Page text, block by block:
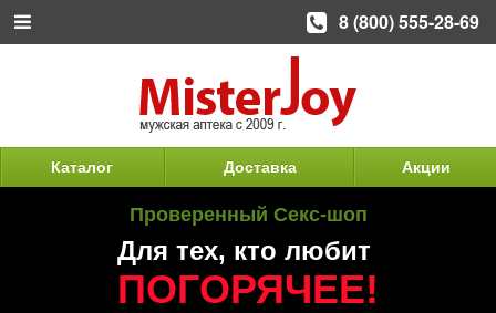
Каталог Доставка Акции
Проверенный Секс-шоп
Для тех, кто любит
ПОГОРЯЧЕЕ!
8 (800) 555-28-69